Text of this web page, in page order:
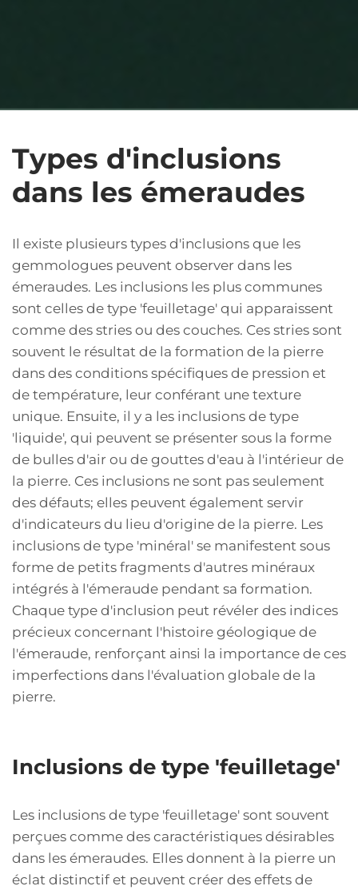
Types d'inclusions
dans les émeraudes
Il existe plusieurs types d'inclusions que les
gemmologues peuvent observer dans les
émeraudes. Les inclusions les plus communes
sont celles de type 'feuilletage' qui apparaissent
comme des stries ou des couches. Ces stries sont
souvent le résultat de la formation de la pierre
dans des conditions spécifiques de pression et
de température, leur conférant une texture
unique. Ensuite, il y a les inclusions de type
'liquide', qui peuvent se présenter sous la forme
de bulles d'air ou de gouttes d'eau à l'intérieur de
la pierre. Ces inclusions ne sont pas seulement
des défauts; elles peuvent également servir
d'indicateurs du lieu d'origine de la pierre. Les
inclusions de type 'minéral' se manifestent sous
forme de petits fragments d'autres minéraux
intégrés à l'émeraude pendant sa formation.
Chaque type d'inclusion peut révéler des indices
précieux concernant l'histoire géologique de
l'émeraude, renforçant ainsi la importance de ces
imperfections dans l'évaluation globale de la
pierre.
Inclusions de type 'feuilletage'
Les inclusions de type 'feuilletage' sont souvent
perçues comme des caractéristiques désirables
dans les émeraudes. Elles donnent à la pierre un
éclat distinctif et peuvent créer des effets de